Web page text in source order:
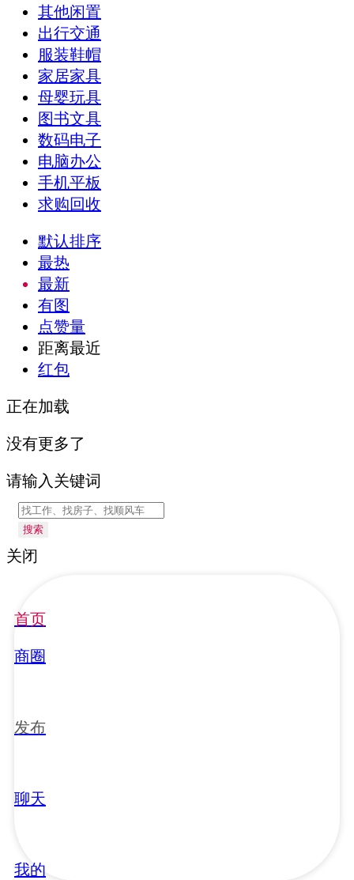
其他闲置
出行交通
服装鞋帽
家居家具
母婴玩具
图书文具
数码电子
电脑办公
手机平板
求购回收
默认排序
最热
最新
有图
点赞量
距离最近
红包
正在加载
没有更多了
请输入关键词
搜索
关闭
首页
商圈
发布
聊天
我的